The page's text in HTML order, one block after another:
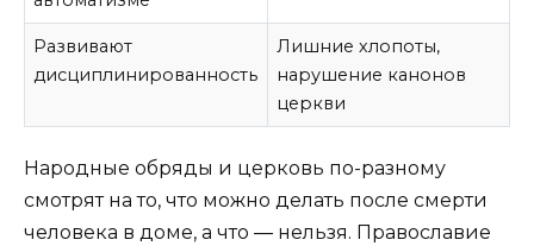
Развивают
дисциплинированность
Лишние хлопоты,
нарушение канонов
церкви
Народные обряды и церковь по-разному
смотрят на то, что можно делать после смерти
человека в доме, а что ― нельзя. Православие